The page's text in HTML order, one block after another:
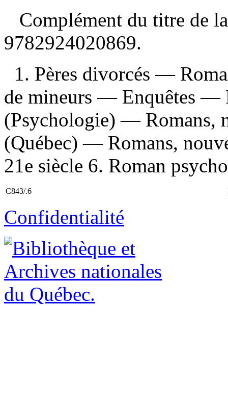
Complément du titre de
9782924020869.
1. Pères divorcés —
de mineurs — Enquêtes —
(Psychologie) — Romans,
(Québec) — Romans,
21e siècle 6. Roman
C843/.6
Confidentialité